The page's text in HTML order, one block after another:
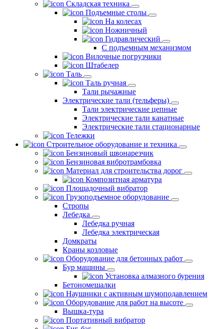
Складская техника
Подъемные столы
На колесах
Ножничный
Гидравлический
С подъемным механизмом
Вилочные погрузчики
Штабелер
Таль
Таль ручная
Тали рычажные
Электрические тали (тельферы)
Тали электрические цепные
Электрические тали канатные
Электрические тали стационарные
Тележки
Строительное оборудование и техника
Бензиновый швонарезчик
Бензиновая вибротрамбовка
Материал для строительства дорог
Композитная арматура
Площадочный вибратор
Грузоподъемное оборудование
Стропы
Лебедка
Лебедка ручная
Лебедка электрическая
Домкраты
Краны козловые
Оборудование для бетонных работ
Бур машины
Установка алмазного бурения
Бетономешалки
Наушники с активным шумоподавлением
Оборудование для работ на высоте
Вышка-тура
Портативный вибратор